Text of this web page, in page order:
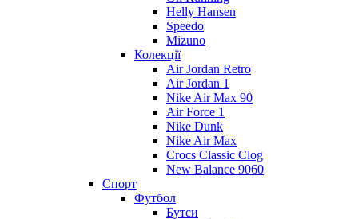
Helly Hansen
Speedo
Mizuno
Колекції
Air Jordan Retro
Air Jordan 1
Nike Air Max 90
Air Force 1
Nike Dunk
Nike Air Max
Crocs Classic Clog
New Balance 9060
Спорт
Футбол
Бутси